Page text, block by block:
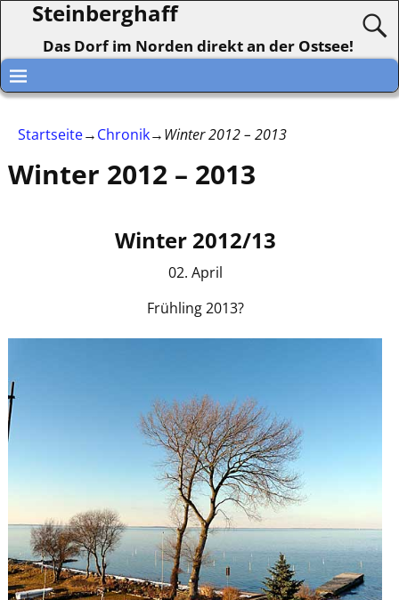
Steinberghaff
Das Dorf im Norden direkt an der Ostsee!
Startseite→Chronik→Winter 2012 – 2013
Winter 2012 – 2013
Winter 2012/13
02. April
Frühling 2013?